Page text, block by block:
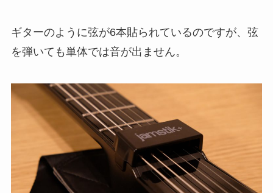
ギターのように弦が6本貼られているのですが、弦
を弾いても単体では音が出ません。